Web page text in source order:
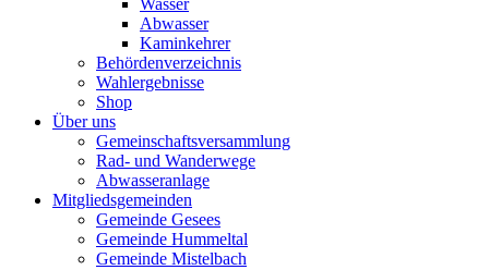
Wasser
Abwasser
Kaminkehrer
Behördenverzeichnis
Wahlergebnisse
Shop
Über uns
Gemeinschaftsversammlung
Rad- und Wanderwege
Abwasseranlage
Mitgliedsgemeinden
Gemeinde Gesees
Gemeinde Hummeltal
Gemeinde Mistelbach